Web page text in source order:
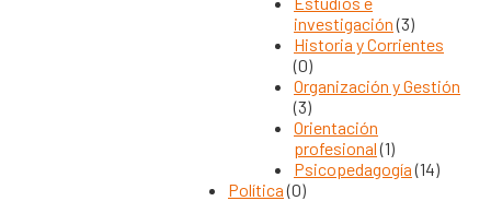
investigación (3)
Historia y Corrientes
(0)
Organización y Gestión
(3)
Orientación
profesional (1)
Psicopedagogía (14)
Política (0)